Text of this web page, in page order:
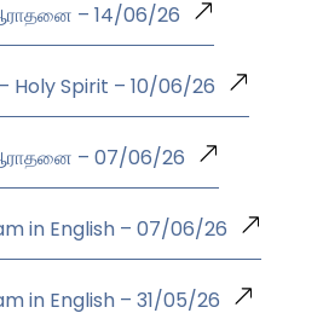
ஆராதனை – 14/06/26
Holy Spirit – 10/06/26
ஆராதனை – 07/06/26
in English – 07/06/26
in English – 31/05/26